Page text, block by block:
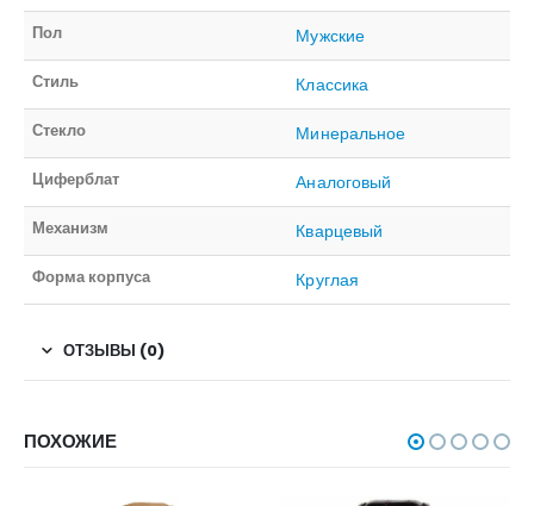
Пол Мужские
Стиль Классика
Стекло Минеральное
Циферблат Аналоговый
Механизм Кварцевый
Форма корпуса Круглая
ОТЗЫВЫ (0)
ПОХОЖИЕ